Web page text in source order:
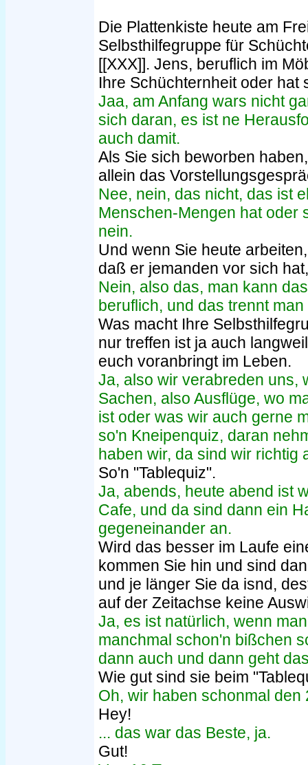
Die Plattenkiste heute am
Selbsthilfegruppe für
[[XXX]]. Jens, beruflich im
Ihre Schüchternheit oder hat
Jaa, am Anfang wars nicht
sich daran, es ist ne
auch damit.
Als Sie sich beworben
allein das
Nee, nein, das nicht, das ist
Menschen-Mengen hat oder
nein.
Und wenn Sie heute
daß er jemanden vor sich
Nein, also das, man kann
beruflich, und das trennt man
Was macht Ihre
nur treffen ist ja auch
euch voranbringt im Leben.
Ja, also wir verabreden uns,
Sachen, also Ausflüge, wo
ist oder was wir auch gerne
so'n Kneipenquiz, daran
haben wir, da sind wir richtig
So'n "Tablequiz".
Ja, abends, heute abend ist
Cafe, und da sind dann ein
gegeneinander an.
Wird das besser im Laufe
kommen Sie hin und sind
und je länger Sie da isnd,
auf der Zeitachse keine
Ja, es ist natürlich, wenn
manchmal schon'n bißchen
dann auch und dann geht
Wie gut sind sie beim
Oh, wir haben schonmal den
Hey!
... das war das Beste, ja.
Gut!